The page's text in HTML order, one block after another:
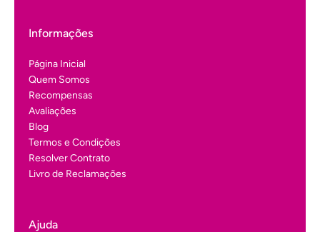
Informações
Página Inicial
Quem Somos
Recompensas
Avaliações
Blog
Termos e Condições
Resolver Contrato
Livro de Reclamações
Ajuda